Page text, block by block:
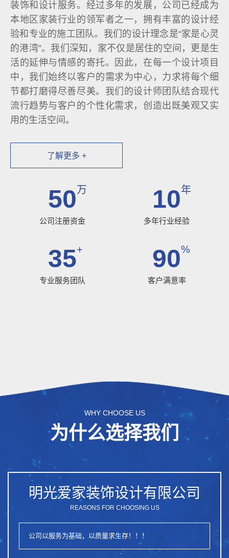
装饰和设计服务。经过多年的发展，公司已经成为
本地区家装行业的领军者之一，拥有丰富的设计经
验和专业的施工团队。我们的设计理念是“家是心灵
的港湾”。我们深知，家不仅是居住的空间，更是生
活的延伸与情感的寄托。因此，在每一个设计项目
中，我们始终以客户的需求为中心，力求将每个细
节都打磨得尽善尽美。我们的设计师团队结合现代
流行趋势与客户的个性化需求，创造出既美观又实
用的生活空间。
了解更多 +
50万
公司注册资金
10年
多年行业经验
35+
专业服务团队
90%
客户满意率
WHY CHOOSE US
为什么选择我们
明光爱家装饰设计有限公司
REASONS FOR CHOOSING US
公司以服务为基础，以质量求生存！！！